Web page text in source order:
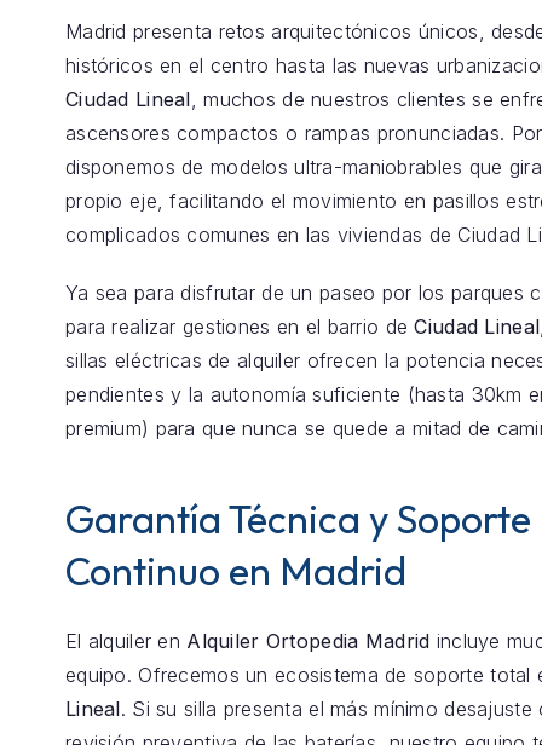
Madrid presenta retos arquitectónicos únicos,
históricos en el centro hasta las nuevas
Ciudad Lineal , muchos de nuestros clientes se
ascensores compactos o rampas pronunciadas.
disponemos de modelos ultra-maniobrables que
propio eje, facilitando el movimiento en pasillos
complicados comunes en las viviendas de Ciudad
Ya sea para disfrutar de un paseo por los parques
para realizar gestiones en el barrio deCiudad Lineal
sillas eléctricas de alquiler ofrecen la potencia
pendientes y la autonomía suficiente (hasta 30km
premium) para que nunca se quede a mitad de
Garantía Técnica y Soporte
Continuo en Madrid
El alquiler en Alquiler Ortopedia Madrid incluye
equipo. Ofrecemos un ecosistema de soporte total
Lineal. Si su silla presenta el más mínimo